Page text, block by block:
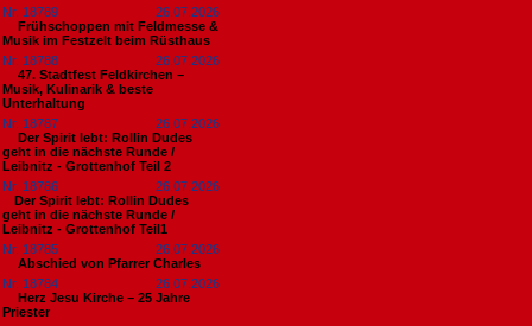
Nr. 18789
26.07.2026
Frühschoppen mit Feldmesse &
Musik im Festzelt beim Rüsthaus
Nr. 18788
26.07.2026
47. Stadtfest Feldkirchen –
Musik, Kulinarik & beste
Unterhaltung
Nr. 18787
26.07.2026
Der Spirit lebt: Rollin Dudes
geht in die nächste Runde /
Leibnitz - Grottenhof Teil 2
Nr. 18786
26.07.2026
​Der Spirit lebt: Rollin Dudes
geht in die nächste Runde /
Leibnitz - Grottenhof Teil1
Nr. 18785
26.07.2026
Abschied von Pfarrer Charles
Nr. 18784
26.07.2026
Herz Jesu Kirche – 25 Jahre
Priester